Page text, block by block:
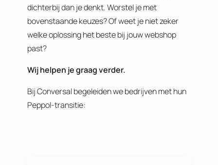
dichterbij dan je denkt. Worstel je met
bovenstaande keuzes? Of weet je niet zeker
welke oplossing het beste bij jouw webshop
past?
Wij helpen je graag verder.
Bij Conversal begeleiden we bedrijven met hun
Peppol-transitie: